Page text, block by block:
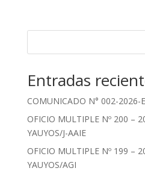
Entradas
COMUNICADO N° 002-2026-
OFICIO MULTIPLE Nº 200 –
YAUYOS/J-AAIE
OFICIO MULTIPLE Nº 199 –
YAUYOS/AGI